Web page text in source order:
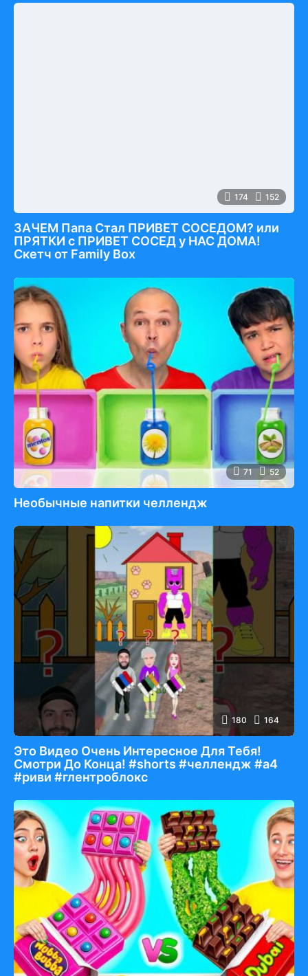
174 152
ЗАЧЕМ Папа Стал ПРИВЕТ СОСЕДОМ? или
ПРЯТКИ с ПРИВЕТ СОСЕД у НАС ДОМА!
Скетч от Family Box
71 52
Необычные напитки челлендж
180 164
Это Видео Очень Интересное Для Тебя!
Смотри До Конца! #shorts #челлендж #а4
#риви #глентроблокс